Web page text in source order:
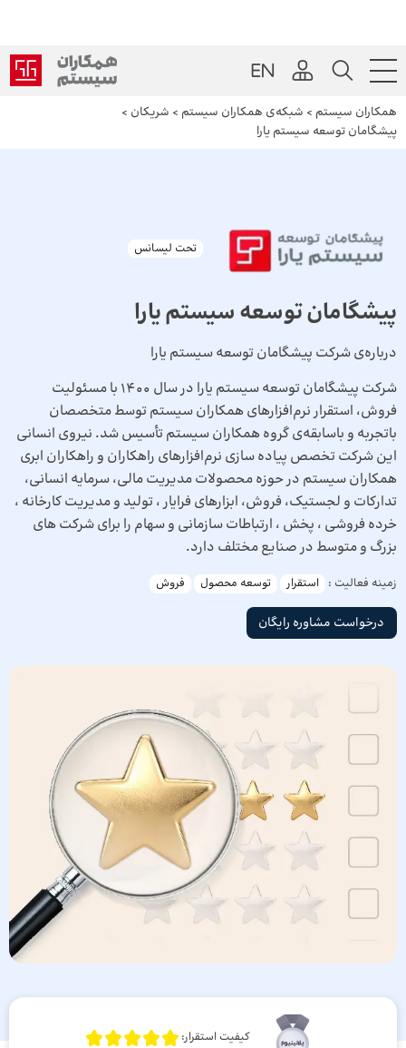
همکاران سیستم > شبکه‌ی همکاران سیستم > شریکان >
پیشگامان توسعه سیستم یارا
تحت لیسانس
پیشگامان توسعه سیستم یارا
درباره‌ی شرکت پیشگامان توسعه سیستم یارا
شرکت پیشگامان توسعه سیستم یارا در سال 1400 با مسئولیت
فروش، استقرار نرم‌افزارهای همکاران سیستم توسط متخصصان
باتجربه و باسابقه‌‌ی گروه همکاران سیستم تأسیس شد. نیروی انسانی
این شرکت تخصص پیاده سازی نرم‌افزارهای راهکاران و راهکاران ابری
همکاران سیستم در حوزه محصولات مدیریت مالی، سرمایه انسانی،
تدارکات و لجستیک، فروش، ابزارهای فرایار ، تولید و مدیریت کارخانه ،
خرده فروشی ، پخش ، ارتباطات سازمانی و سهام را برای شرکت های
بزرگ و متوسط در صنایع مختلف دارد.
زمینه فعالیت : استقرار توسعه محصول فروش
درخواست مشاوره رایگان
کیفیت استقرار: